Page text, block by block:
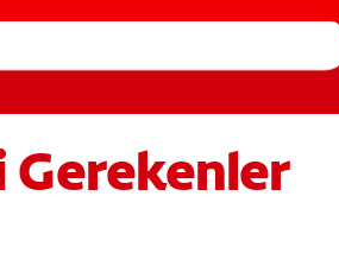
Gerekenler